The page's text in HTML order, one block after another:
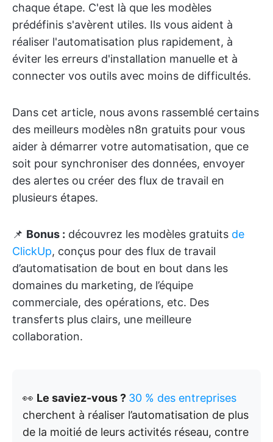
chaque étape. C'est là que les modèles
prédéfinis s'avèrent utiles. Ils vous aident à
réaliser l'automatisation plus rapidement, à
éviter les erreurs d'installation manuelle et à
connecter vos outils avec moins de difficultés.
Dans cet article, nous avons rassemblé certains
des meilleurs modèles n8n gratuits pour vous
aider à démarrer votre automatisation, que ce
soit pour synchroniser des données, envoyer
des alertes ou créer des flux de travail en
plusieurs étapes.
📌 Bonus : découvrez les modèles gratuits de
ClickUp, conçus pour des flux de travail
d’automatisation de bout en bout dans les
domaines du marketing, de l’équipe
commerciale, des opérations, etc. Des
transferts plus clairs, une meilleure
collaboration.
👀 Le saviez-vous ? 30 % des entreprises
cherchent à réaliser l’automatisation de plus
de la moitié de leurs activités réseau, contre